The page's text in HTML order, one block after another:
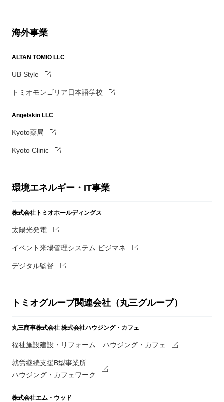
海外事業
ALTAN TOMIO LLC
UB Style
トミオモンゴリア日本語学校
Angelskin LLC
Kyoto薬局
Kyoto Clinic
環境エネルギー・IT事業
株式会社トミオホールディングス
太陽光発電
イベント来場管理システム ビジマネ
デジタル監督
トミオグループ関連会社（丸三グループ）
丸三商事株式会社 株式会社ハウジング・カフェ
福祉施設建設・リフォーム ハウジング・カフェ
就労継続支援B型事業所
ハウジング・カフェワーク
株式会社エム・ウッド